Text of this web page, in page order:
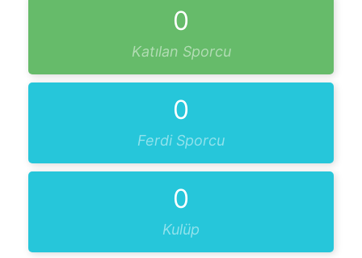
0
Katılan Sporcu
0
Ferdi Sporcu
0
Kulüp